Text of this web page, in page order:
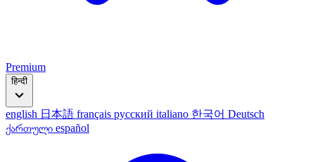
Premium
हिन्दी
english 日本語 français русский italiano 한국어 Deutsch
ქართული español